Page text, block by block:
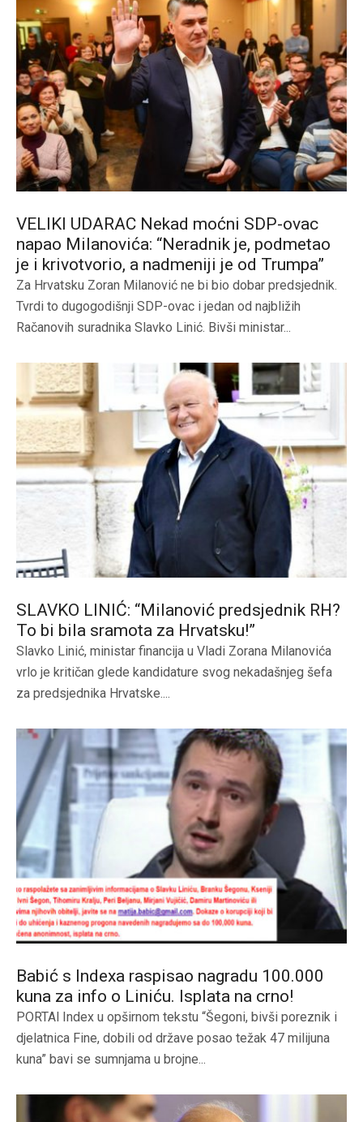
VELIKI UDARAC Nekad moćni SDP-ovac
napao Milanovića: “Neradnik je, podmetao
je i krivotvorio, a nadmeniji je od Trumpa”
Za Hrvatsku Zoran Milanović ne bi bio dobar predsjednik.
Tvrdi to dugogodišnji SDP-ovac i jedan od najbližih
Račanovih suradnika Slavko Linić. Bivši ministar...
SLAVKO LINIĆ: “Milanović predsjednik RH?
To bi bila sramota za Hrvatsku!”
Slavko Linić, ministar financija u Vladi Zorana Milanovića
vrlo je kritičan glede kandidature svog nekadašnjeg šefa
za predsjednika Hrvatske....
Babić s Indexa raspisao nagradu 100.000
kuna za info o Liniću. Isplata na crno!
PORTAl Index u opširnom tekstu “Šegoni, bivši poreznik i
djelatnica Fine, dobili od države posao težak 47 milijuna
kuna” bavi se sumnjama u brojne...